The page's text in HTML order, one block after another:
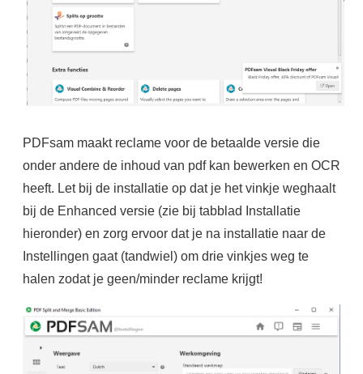
PDFsam maakt reclame voor de betaalde versie die
onder andere de inhoud van pdf kan bewerken en OCR
heeft. Let bij de installatie op dat je het vinkje weghaalt
bij de Enhanced versie (zie bij tabblad Installatie
hieronder) en zorg ervoor dat je na installatie naar de
Instellingen gaat (tandwiel) om drie vinkjes weg te
halen zodat je geen/minder reclame krijgt!